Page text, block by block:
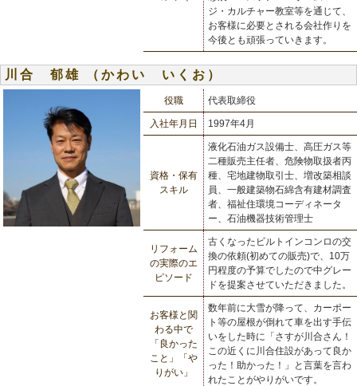
ジ・カルチャー教室等を通じて、
お客様に必要とされる会社作りを
今後とも頑張っていきます。
川合 郁雄 （かわい いくお）
役職 代表取締役
入社年月日 1997年4月
資格・保有
スキル
液化石油ガス設備士、高圧ガス等
二種販売主任者、危険物取扱者丙
種、宅地建物取引士、増改築相談
員、一般建築物石綿含有建材調査
者、福祉住環境コーディネータ
ー、石油機器技術管理士
リフォーム
の実際のエ
ピソード
古くなったビルトインコンロの交
換の依頼(初めての販売)で、10万
円程度の予算でしたので中グレー
ドを提案させていただきました。
お客様と関
わる中で
「良かった
こと」「や
りがい」
数年前に大雪が降って、カーポー
ト等の屋根が倒れて車を出す手伝
いをした時に「さすが川合さん！
この近くに川合住設があって良か
った！助かった！」と言葉を言わ
れたことがやりがいです。